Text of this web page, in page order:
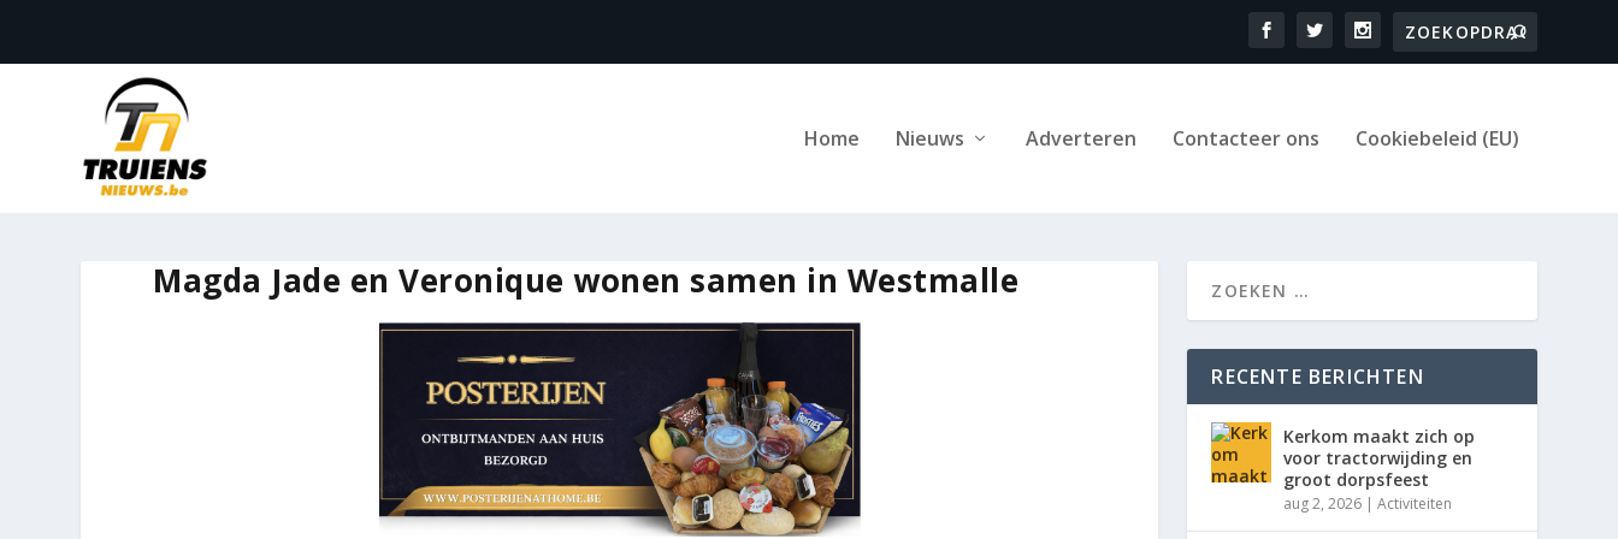
Home Nieuws Adverteren Contacteer ons Cookiebeleid (EU)
Magda Jade en Veronique wonen samen in Westmalle
RECENTE BERICHTEN
Kerkom maakt zich op
voor tractorwijding en
groot dorpsfeest
aug 2, 2026 |Activiteiten